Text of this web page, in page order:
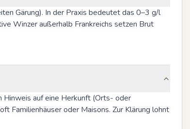
Gärung). In der Praxis bedeutet das 0–3 g/l
Winzer außerhalb Frankreichs setzen Brut
Hinweis auf eine Herkunft (Orts- oder
Familienhäuser oder Maisons. Zur Klärung lohnt